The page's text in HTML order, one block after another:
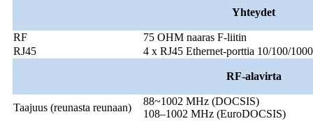
Yhteydet
RF
75 OHM naaras F-liitin
RJ45
4 x RJ45 Ethernet-porttia 10/100/
RF-alavirta
Taajuus (reunasta reunaan)
88~1002 MHz (DOCSIS)
108–1002 MHz (EuroDOCSIS)